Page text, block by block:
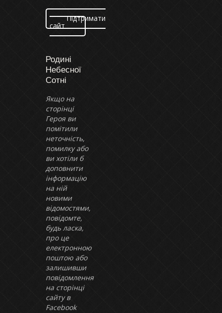
Підтримати
сайт
Родині
Небесної
Сотні
Якщо на
сторінці
Героя ви
помітили
неточність,
помилку або
ви хотіли б
доповнити
інформацію
на ній
новими
відомостями,
повідомте,
будь ласка,
про це
електронною
поштою або
залишивши
повідомлення
на сторінці
сайту в
Facebook